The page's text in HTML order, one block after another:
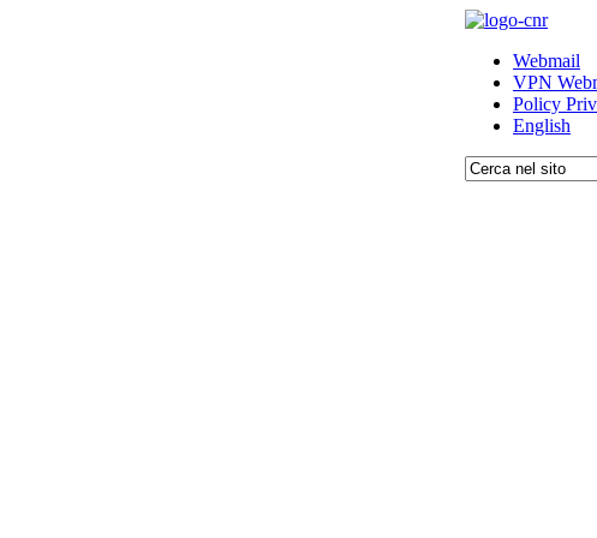
Webmail
VPN
Policy
English